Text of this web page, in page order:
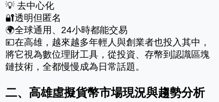
💡 去中心化
🔐透明但匿名
🌍全球通用、24小時都能交易
💴在高雄，越來越多年輕人與創業者也投入其中，
將它視為數位理財工具，從投資、存幣到認識區塊
鏈技術，全都慢慢成為日常話題。
二、高雄虛擬貨幣市場現況與趨勢分析